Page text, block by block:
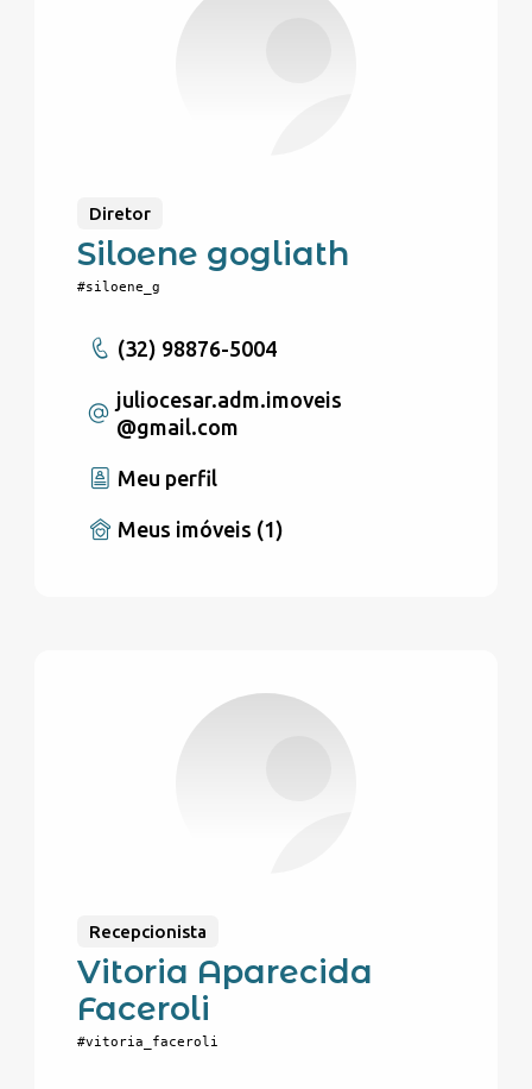
Diretor
Siloene gogliath
#siloene_g
(32) 98876-5004
juliocesar.adm.imoveis
@gmail.com
Meu perfil
Meus imóveis (1)
Recepcionista
Vitoria Aparecida
Faceroli
#vitoria_faceroli